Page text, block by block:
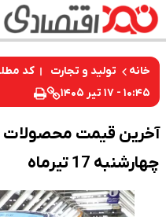
خانه تولید و تجارت
کد مطلب:
۱۰:۴۵ - ۱۷ تیر ۱۴۰۵
آخرین قیمت محصولات
چهارشنبه 17 تیرماه